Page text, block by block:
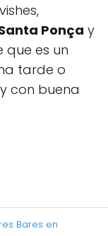
Ponça y
que es un
tarde o
con buena
Bares en